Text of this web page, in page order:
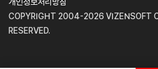
COPYRIGHT 2004-2026 VIZENSOFT
RESERVED.